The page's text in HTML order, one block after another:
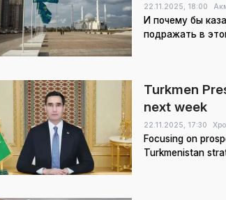
22.11.2025, 18:00
И почему бы
подражать в
Turkmen
next week
22.11.2025, 17:30
Focusing on
Turkmenistan